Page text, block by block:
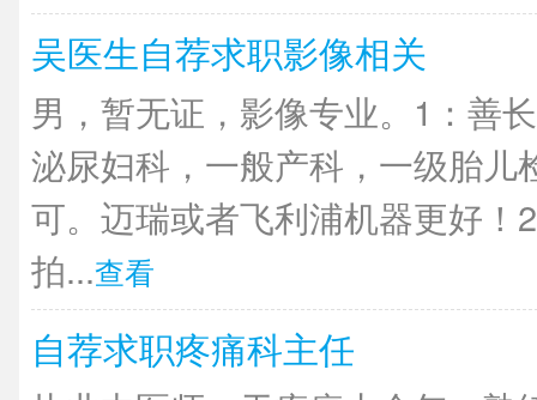
吴医生自荐求职影像相关
男，暂无证，影像专业。1：善
泌尿妇科，一般产科，一级胎儿
可。迈瑞或者飞利浦机器更好！
拍...查看
自荐求职疼痛科主任